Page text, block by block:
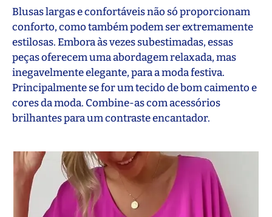
Blusas largas e confortáveis não só proporcionam
conforto, como também podem ser extremamente
estilosas. Embora às vezes subestimadas, essas
peças oferecem uma abordagem relaxada, mas
inegavelmente elegante, para a moda festiva.
Principalmente se for um tecido de bom caimento e
cores da moda. Combine-as com acessórios
brilhantes para um contraste encantador.